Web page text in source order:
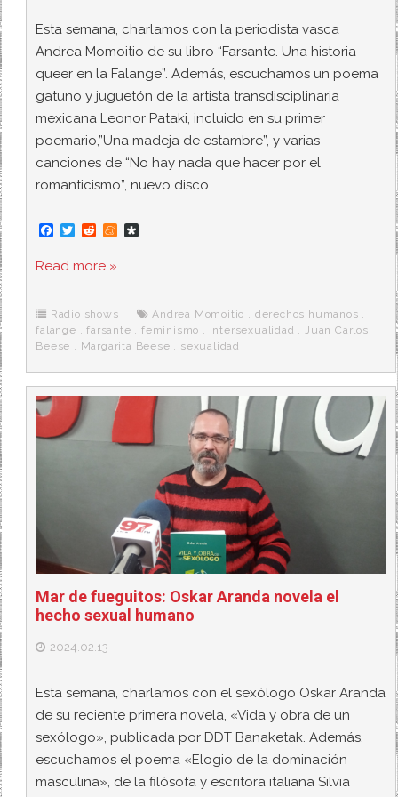
Esta semana, charlamos con la periodista vasca
Andrea Momoitio de su libro “Farsante. Una historia
queer en la Falange”. Además, escuchamos un poema
gatuno y juguetón de la artista transdisciplinaria
mexicana Leonor Pataki, incluido en su primer
poemario,”Una madeja de estambre”, y varias
canciones de “No hay nada que hacer por el
romanticismo”, nuevo disco…
F
e
o
k
T
t
r
R
d
M
e
r
a
Read more »
Radio shows Andrea Momoitio , derechos humanos ,
falange ,farsante ,feminismo , intersexualidad ,Juan Carlos
Beese , Margarita Beese , sexualidad
Mar de fueguitos: Oskar Aranda novela el
hecho sexual humano
2024.02.13
Esta semana, charlamos con el sexólogo Oskar Aranda
de su reciente primera novela, «Vida y obra de un
sexólogo», publicada por DDT Banaketak. Además,
escuchamos el poema «Elogio de la dominación
masculina», de la filósofa y escritora italiana Silvia